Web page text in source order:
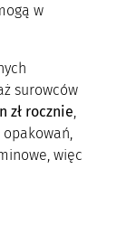
w
surowców
zł rocznie
więc